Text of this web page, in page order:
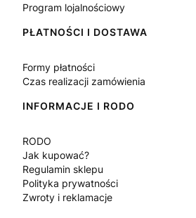
Program lojalnościowy
PŁATNOŚCI I DOSTAWA
Formy płatności
Czas realizacji zamówienia
INFORMACJE I RODO
RODO
Jak kupować?
Regulamin sklepu
Polityka prywatności
Zwroty i reklamacje